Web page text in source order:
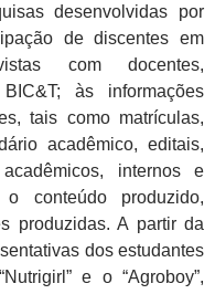
desenvolvidas por
de discentes em
com docentes,
às informações
tais como matrículas,
acadêmico, editais,
internos e
conteúdo produzido,
produzidas. A partir da
dos estudantes
e o “Agroboy”,